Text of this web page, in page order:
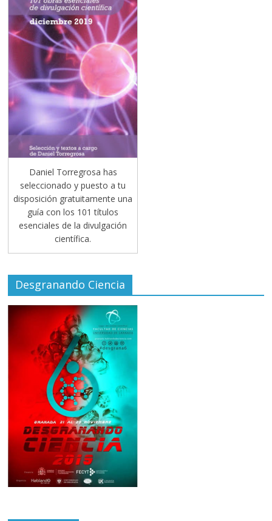
Daniel Torregrosa has
seleccionado y puesto a tu
disposición gratuitamente una
guía con los 101 títulos
esenciales de la divulgación
científica.
Desgranando Ciencia